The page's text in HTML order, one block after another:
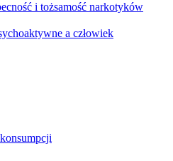
i tożsamość narkotyków
a człowiek